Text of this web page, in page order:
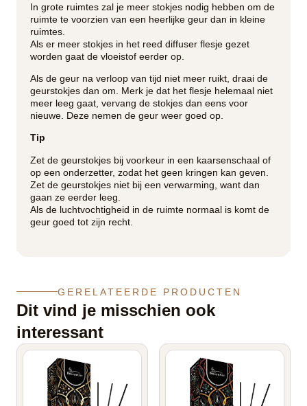
In grote ruimtes zal je meer stokjes nodig hebben om de
ruimte te voorzien van een heerlijke geur dan in kleine
ruimtes.
Als er meer stokjes in het reed diffuser flesje gezet
worden gaat de vloeistof eerder op.
Als de geur na verloop van tijd niet meer ruikt, draai de
geurstokjes dan om. Merk je dat het flesje helemaal niet
meer leeg gaat, vervang de stokjes dan eens voor
nieuwe. Deze nemen de geur weer goed op.
Tip
Zet de geurstokjes bij voorkeur in een kaarsenschaal of
op een onderzetter, zodat het geen kringen kan geven.
Zet de geurstokjes niet bij een verwarming, want dan
gaan ze eerder leeg.
Als de luchtvochtigheid in de ruimte normaal is komt de
geur goed tot zijn recht.
GERELATEERDE PRODUCTEN
Dit vind je misschien ook
interessant